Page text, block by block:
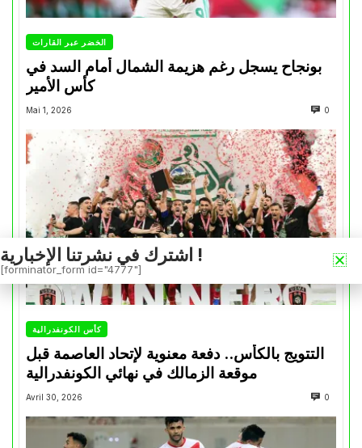
الخضر عبر القارات
بونجاح يسجل رغم هزيمة الشمال أمام السد في
كأس الأمير
Mai 1, 2026 0
كأس الكونفدرالية
التتويج بالكأس.. دفعة معنوية لإتحاد العاصمة قبل
موقعة الزمالك في نهائي الكونفدرالية
Avril 30, 2026 0
اشترك في نشرتنا الإخبارية !
[forminator_form id="4777"]